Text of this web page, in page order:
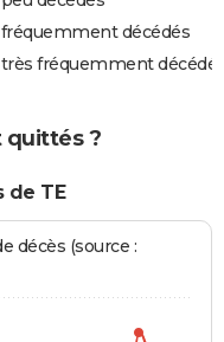
décédés
fréquemment
quittés ?
de TE
décès (source :